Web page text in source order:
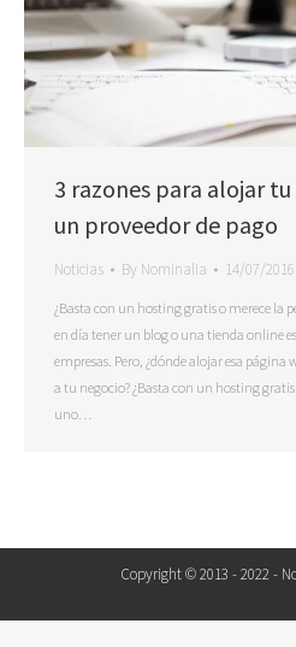
3 razones para alojar
un proveedor de pago
Noticias By Nominalia 14/07/2016
¿Basta con un hosting gratis o merece la
en día tener un blog o una tienda online
empresas. Pero, ¿dónde alojar esa página
a tu negocio? ¿Basta con un hosting
uno…
Copyright © 2013 - 2022 -